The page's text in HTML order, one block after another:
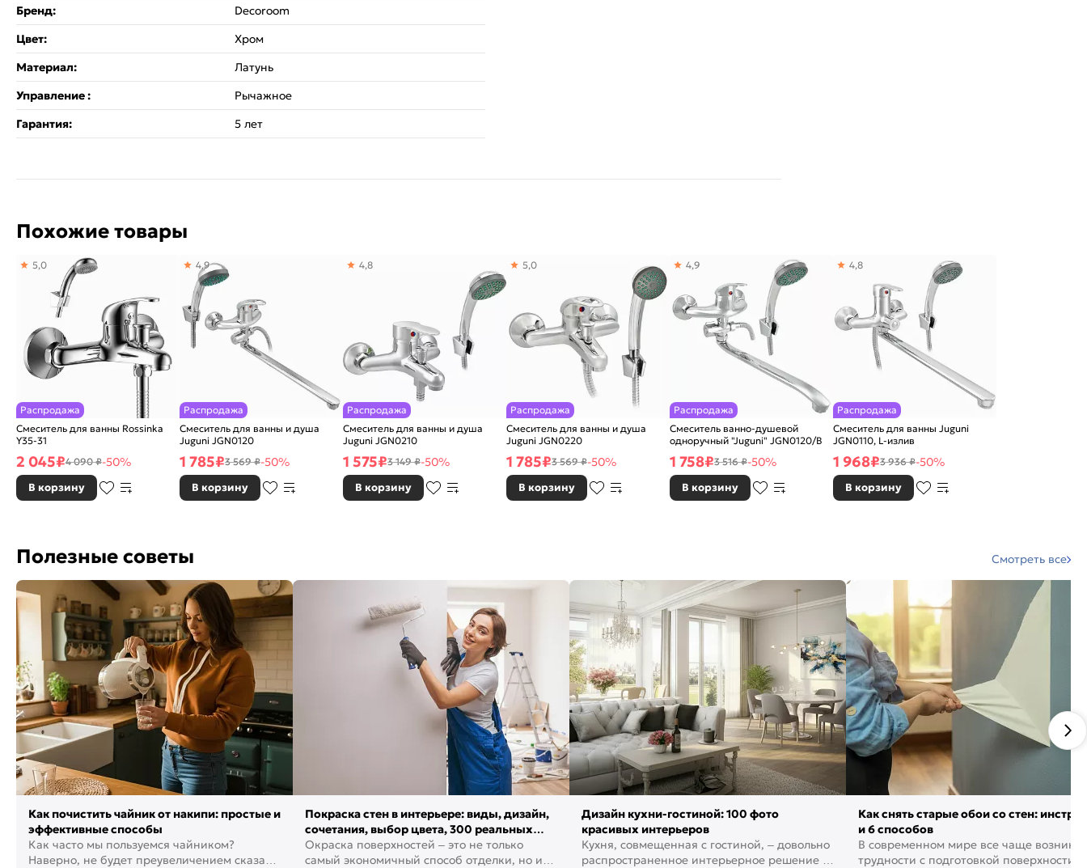
Бренд:
Decoroom
Цвет:
Хром
Материал:
Латунь
Управление :
Рычажное
Гарантия:
5 лет
Похожие товары
Распродажа
Смеситель для ванны Rossinka
Y35-31
5,0
2 045₽4 090 ₽-50%
В корзину
Распродажа
Смеситель для ванны и душа
Juguni JGN0120
4,9
1 785₽3 569 ₽-50%
В корзину
Распродажа
Смеситель для ванны и душа
Juguni JGN0210
4,8
1 575₽3 149 ₽-50%
В корзину
Распродажа
Смеситель для ванны и душа
Juguni JGN0220
5,0
1 785₽3 569 ₽-50%
В корзину
Распродажа
Смеситель ванно-душевой
одноручный "Juguni" JGN0120/B
4,9
1 758₽3 516 ₽-50%
В корзину
Распродажа
Смеситель для ванны Juguni
JGN0110, L-излив
4,8
1 968₽3 936 ₽-50%
В корзину
Полезные советы Смотреть все
Как почистить чайник от накипи: простые и
эффективные способы
Как часто мы пользуемся чайником?
Наверно, не будет преувеличением сказать,
Покраска стен в интерьере: виды, дизайн,
сочетания, выбор цвета, 300 реальных
фото
Окраска поверхностей – это не только
самый экономичный способ отделки, но и
Дизайн кухни-гостиной: 100 фото
красивых интерьеров
Кухня, совмещенная с гостиной, – довольно
распространенное интерьерное решение в
Как снять старые обои со стен:
и 6 способов
В современном мире все чаще
трудности с подготовкой поверхности